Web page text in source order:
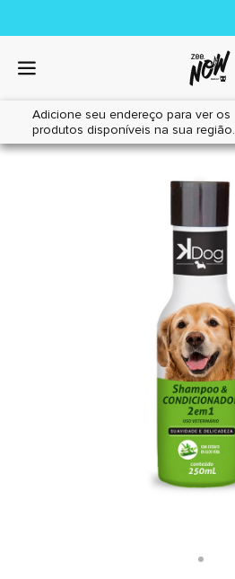
Adicione seu endereço para ver os
produtos disponíveis na sua região.
Home|Cães|Higiene